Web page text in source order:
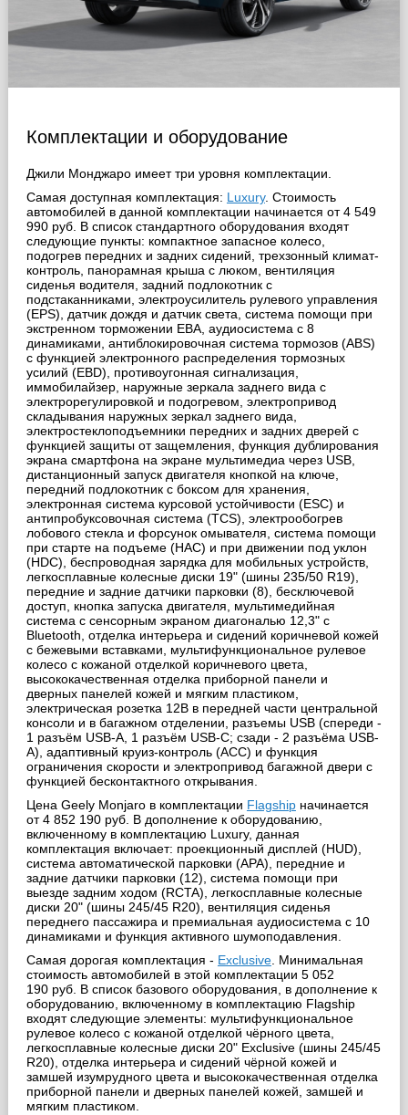
Комплектации и оборудование
Джили Монджаро имеет три уровня комплектации.
Самая доступная комплектация: Luxury. Стоимость
автомобилей в данной комплектации начинается от 4 549
990 руб. В список стандартного оборудования входят
следующие пункты: компактное запасное колесо,
подогрев передних и задних сидений, трехзонный климат-
контроль, панорамная крыша с люком, вентиляция
сиденья водителя, задний подлокотник с
подстаканниками, электроусилитель рулевого управления
(EPS), датчик дождя и датчик света, система помощи при
экстренном торможении EBA, аудиосистема с 8
динамиками, антиблокировочная система тормозов (ABS)
с функцией электронного распределения тормозных
усилий (EBD), противоугонная сигнализация,
иммобилайзер, наружные зеркала заднего вида с
электрорегулировкой и подогревом, электропривод
складывания наружных зеркал заднего вида,
электростеклоподъемники передних и задних дверей с
функцией защиты от защемления, функция дублирования
экрана смартфона на экране мультимедиa через USB,
дистанционный запуск двигателя кнопкой на ключе,
передний подлокотник с боксом для хранения,
электронная система курсовой устойчивости (ESС) и
антипробуксовочная система (TCS), электрообогрев
лобового стекла и форсунок омывателя, система помощи
при старте на подъеме (HАC) и при движении под уклон
(HDC), беспроводная зарядка для мобильных устройств,
легкосплавные колесные диски 19" (шины 235/50 R19),
передние и задние датчики парковки (8), бесключевой
доступ, кнопка запуска двигателя, мультимедийная
система с сенсорным экраном диагональю 12,3" с
Bluetooth, отделка интерьера и сидений коричневой кожей
с бежевыми вставками, мультифункциональное рулевое
колесо с кожаной отделкой коричневого цвета,
высококачественная отделка приборной панели и
дверных панелей кожей и мягким пластиком,
электрическая розетка 12В в передней части центральной
консоли и в багажном отделении, разъемы USB (спереди -
1 разъём USB-A, 1 разъём USB-C; сзади - 2 разъёма USB-
A), адаптивный круиз-контроль (ACC) и функция
ограничения скорости и электропривод багажной двери с
функцией бесконтактного открывания.
Цена Geely Monjaro в комплектации Flagshipначинается
от 4 852 190 руб. В дополнение к оборудованию,
включенному в комплектацию Luxury, данная
комплектация включает: проекционный дисплей (HUD),
система автоматической парковки (APA), передние и
задние датчики парковки (12), система помощи при
выезде задним ходом (RCTA), легкосплавные колесные
диски 20" (шины 245/45 R20), вентиляция сиденья
переднего пассажира и премиальная аудиосистема с 10
динамиками и функция активного шумоподавления.
Самая дорогая комплектация - Exclusive. Минимальная
стоимость автомобилей в этой комплектации 5 052
190 руб. В список базового оборудования, в дополнение к
оборудованию, включенному в комплектацию Flagship
входят следующие элементы: мультифункциональное
рулевое колесо с кожаной отделкой чёрного цвета,
легкосплавные колесные диски 20" Exclusive (шины 245/45
R20), отделка интерьера и сидений чёрной кожей и
замшей изумрудного цвета и высококачественная отделка
приборной панели и дверных панелей кожей, замшей и
мягким пластиком.